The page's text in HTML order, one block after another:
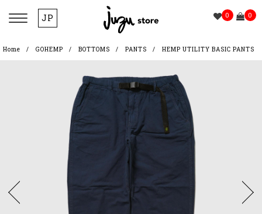
JP 0 0
Home GOHEMP BOTTOMS PANTS HEMP UTILITY BASIC PANTS